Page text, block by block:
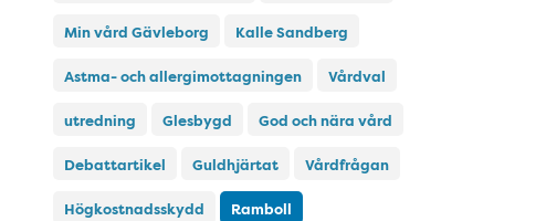
Min vård Gävleborg Kalle Sandberg
Astma- och allergimottagningen Vårdval
utredning Glesbygd God och nära vård
Debattartikel Guldhjärtat Vårdfrågan
Högkostnadsskydd Ramboll